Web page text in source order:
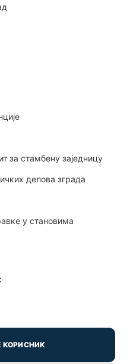
за стамбену заједницу
делова зграда
у становима
КОРИСНИК